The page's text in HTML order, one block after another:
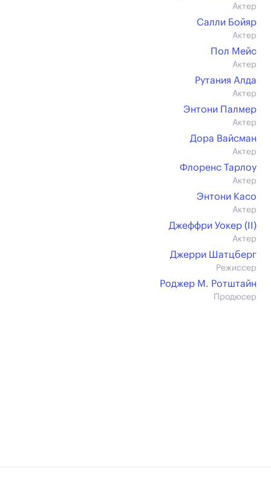
Актер
Салли Бойяр
Актер
Пол Мейс
Актер
Рутания Алда
Актер
Энтони Палмер
Актер
Дора Вайсман
Актер
Флоренс Тарлоу
Актер
Энтони Касо
Актер
Джеффри Уокер (II)
Актер
Джерри Шатцберг
Режиссер
Роджер М. Ротштайн
Продюсер